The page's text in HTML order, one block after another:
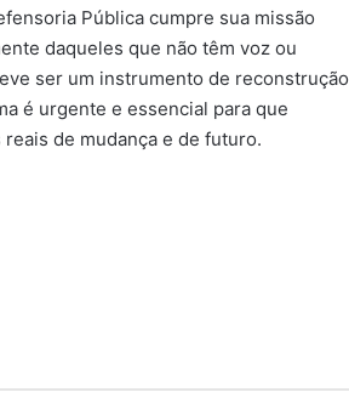
Pública cumpre sua missão
daqueles que não têm voz ou
ser um instrumento de reconstrução
é urgente e essencial para que
de mudança e de futuro.